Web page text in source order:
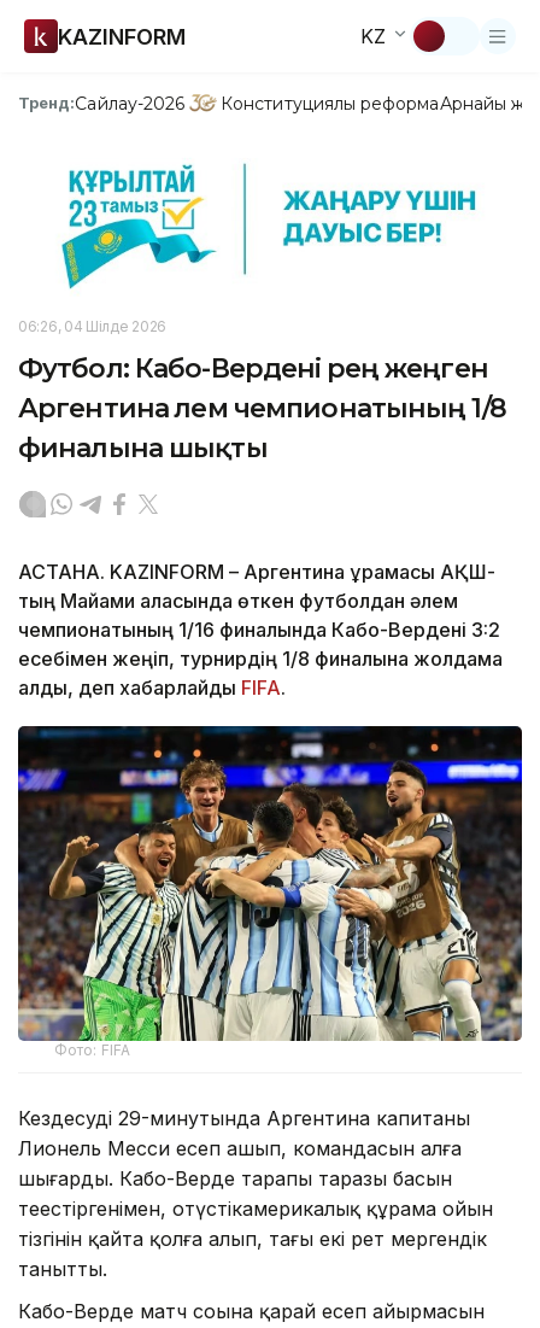
KAZINFORM KZ
Тренд:Сайлау-2026 Конституциялық реформаАрнайы
06:26, 04 Шілде 2026
Футбол: Кабо-Вердені әрең жеңген
Аргентина әлем чемпионатының 1/8
финалына шықты
АСТАНА. KAZINFORM – Аргентина құрамасы АҚШ-
тың Майами қаласында өткен футболдан әлем
чемпионатының 1/16 финалында Кабо-Вердені 3:2
есебімен жеңіп, турнирдің 1/8 финалына жолдама
алды, деп хабарлайды FIFA.
Фото: FIFA
Кездесудің 29-минутында Аргентина капитаны
Лионель Месси есеп ашып, командасын алға
шығарды. Кабо-Верде тарапы таразы басын
теңестіргенімен, оңтүстікамерикалық құрама ойын
тізгінін қайта қолға алып, тағы екі рет мергендік
танытты.
Кабо-Верде матч соңына қарай есеп айырмасын